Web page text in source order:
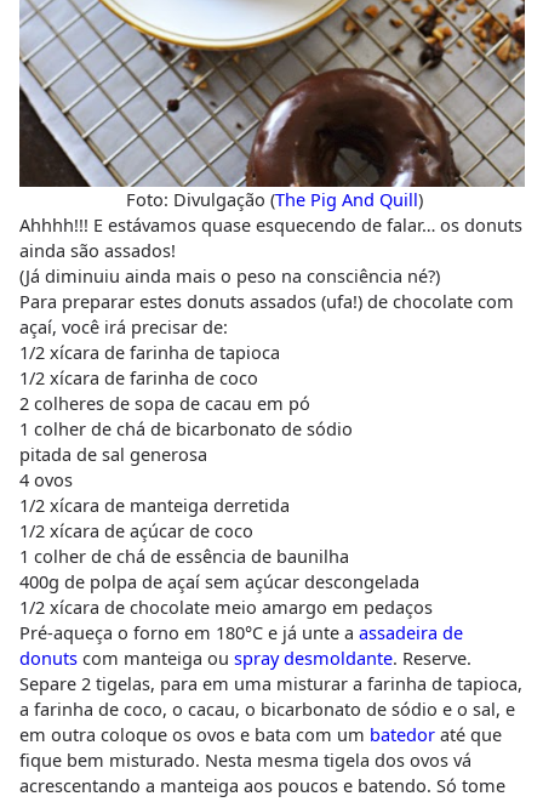
Foto: Divulgação (The Pig And Quill)
Ahhhh!!! E estávamos quase esquecendo de falar… os donuts
ainda são assados!
(Já diminuiu ainda mais o peso na consciência né?)
Para preparar estes donuts assados (ufa!) de chocolate com
açaí, você irá precisar de:
1/2 xícara de farinha de tapioca
1/2 xícara de farinha de coco
2 colheres de sopa de cacau em pó
1 colher de chá de bicarbonato de sódio
pitada de sal generosa
4 ovos
1/2 xícara de manteiga derretida
1/2 xícara de açúcar de coco
1 colher de chá de essência de baunilha
400g de polpa de açaí sem açúcar descongelada
1/2 xícara de chocolate meio amargo em pedaços
Pré-aqueça o forno em 180°C e já unte a assadeira de
donutscom manteiga ou spray desmoldante. Reserve.
Separe 2 tigelas, para em uma misturar a farinha de tapioca,
a farinha de coco, o cacau, o bicarbonato de sódio e o sal, e
em outra coloque os ovos e bata com um batedoraté que
fique bem misturado. Nesta mesma tigela dos ovos vá
acrescentando a manteiga aos poucos e batendo. Só tome